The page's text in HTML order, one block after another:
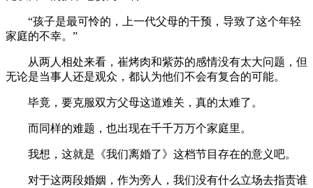
“孩子是最可怜的，上一代父母的干预，导致了这个年轻
家庭的不幸。”
从两人相处来看，崔烤肉和紫苏的感情没有太大问题，但
无论是当事人还是观众，都认为他们不会有复合的可能。
毕竟，要克服双方父母这道难关，真的太难了。
而同样的难题，也出现在千千万万个家庭里。
我想，这就是《我们离婚了》这档节目存在的意义吧。
对于这两段婚姻，作为旁人，我们没有什么立场去指责谁